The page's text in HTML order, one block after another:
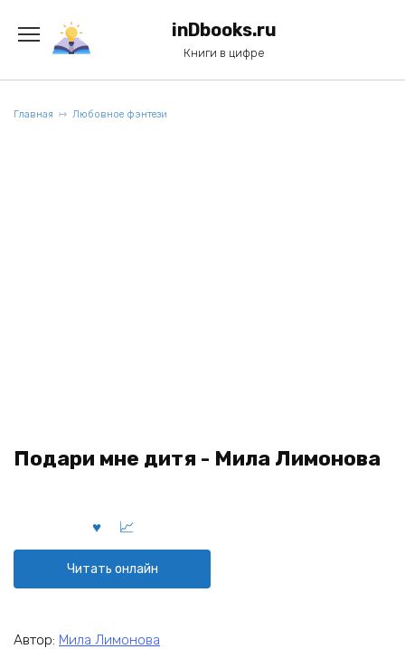
содержанию
inDbooks.ru
Книги в цифре
Главная Любовное фэнтези
Подари мне дитя - Мила Лимонова
Читать онлайн
Автор: Мила Лимонова